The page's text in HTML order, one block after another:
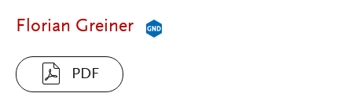
Florian Greiner
PDF